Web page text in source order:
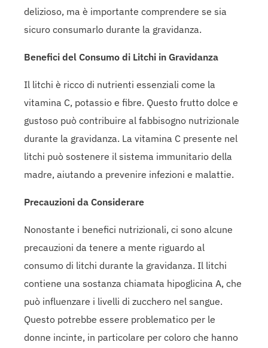
delizioso, ma è importante comprendere se sia
sicuro consumarlo durante la gravidanza.
Benefici del Consumo di Litchi in Gravidanza
Il litchi è ricco di nutrienti essenziali come la
vitamina C, potassio e fibre. Questo frutto dolce e
gustoso può contribuire al fabbisogno nutrizionale
durante la gravidanza. La vitamina C presente nel
litchi può sostenere il sistema immunitario della
madre, aiutando a prevenire infezioni e malattie.
Precauzioni da Considerare
Nonostante i benefici nutrizionali, ci sono alcune
precauzioni da tenere a mente riguardo al
consumo di litchi durante la gravidanza. Il litchi
contiene una sostanza chiamata hipoglicina A, che
può influenzare i livelli di zucchero nel sangue.
Questo potrebbe essere problematico per le
donne incinte, in particolare per coloro che hanno